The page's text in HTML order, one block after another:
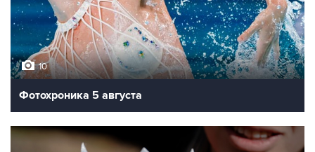
10
Фотохроника 5 августа